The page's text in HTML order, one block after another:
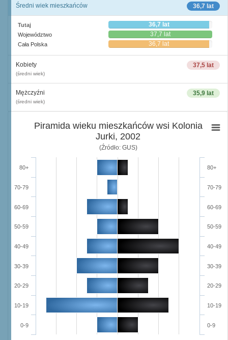
36,7 lat
Średni wiek mieszkańców
Tutaj 36,7 lat
Województwo 37,7 lat
Cała Polska 36,7 lat
37,5 lat
Kobiety
(średni wiek)
35,9 lat
Mężczyźni
(średni wiek)
Piramida wieku mieszkańców wsi Kolonia
Jurki, 2002
(Źródło: GUS)
0-9
10-19
20-29
30-39
40-49
50-59
60-69
70-79
80+
0-9
10-19
20-29
30-39
40-49
50-59
60-69
70-79
80+